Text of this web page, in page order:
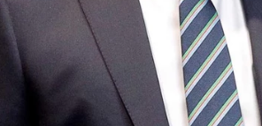
Santos Cerdán ha quedado en
momento en el que su
reciente informe de la UCO,